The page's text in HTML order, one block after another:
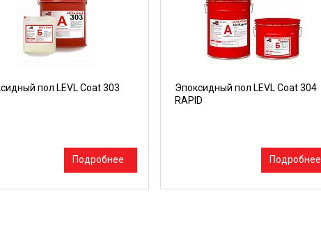
пол LEVL Coat 303
Подробнее
Эпоксидный пол LEVL Coat 304
RAPID
Подробнее